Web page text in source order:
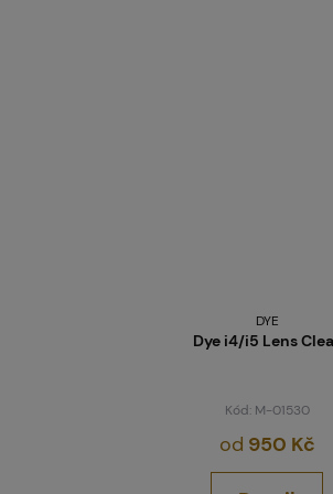
DYE
Dye i4/i5 Lens
Kód: M-01530
od 950 Kč